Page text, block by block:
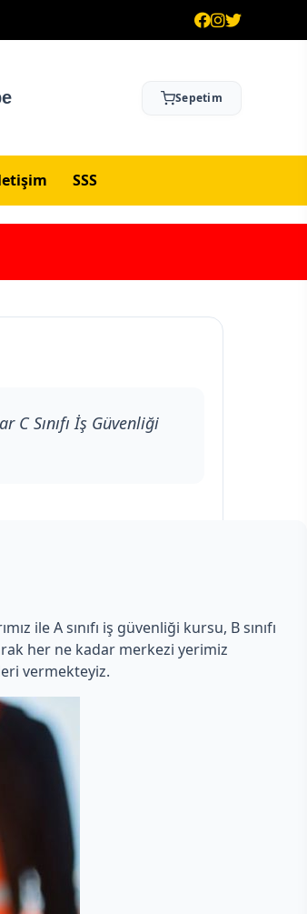
Sepetim
SSS
C Sınıfı İş Güvenliği
ile A sınıfı iş güvenliği kursu, B sınıfı
her ne kadar merkezi yerimiz
vermekteyiz.